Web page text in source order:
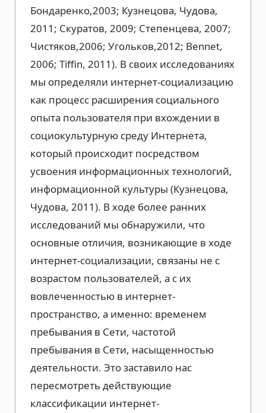
Бондаренко,2003; Кузнецова, Чудова,
2011; Скуратов, 2009; Степенцева, 2007;
Чистяков,2006; Угольков,2012; Bennet,
2006; Tiffin, 2011). В своих исследованиях
мы определяли интернет-социализацию
как процесс расширения социального
опыта пользователя при вхождении в
социокультурную среду Интернета,
который происходит посредством
усвоения информационных технологий,
информационной культуры (Кузнецова,
Чудова, 2011). В ходе более ранних
исследований мы обнаружили, что
основные отличия, возникающие в ходе
интернет-социализации, связаны не с
возрастом пользователей, а с их
вовлеченностью в интернет-
пространство, а именно: временем
пребывания в Сети, частотой
пребывания в Сети, насыщенностью
деятельности. Это заставило нас
пересмотреть действующие
классификации интернет-